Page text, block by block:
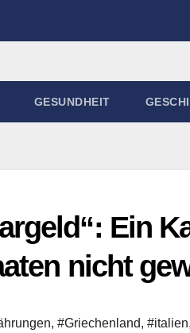
GESUNDHEIT
Ein
nicht
, #Griechenland, #italien,